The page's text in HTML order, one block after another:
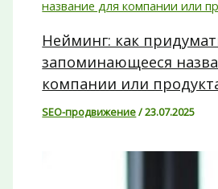
Нейминг: как
запоминающееся
компании или
SEO-продвижение/23.07.2025